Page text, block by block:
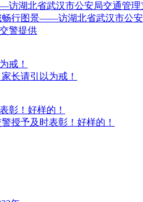
行图景——访湖北省武汉市公
警提供
长请引以为戒！
授予及时表彰！好样的！